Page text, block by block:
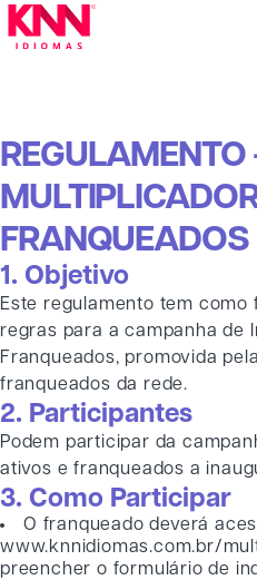
FRANQUEADOS
1. Objetivo
Este regulamento tem
regras para a campanha de
Franqueados, promovida
franqueados da rede.
2. Participantes
Podem participar da
ativos e franqueados a
3. Como Participar
O franqueado deverá
www.knnidiomas.com.br/
preencher o formulário de